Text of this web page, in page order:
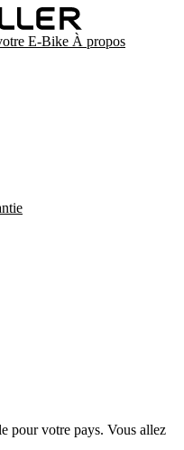
E-Bike À propos
pour votre pays. Vous allez